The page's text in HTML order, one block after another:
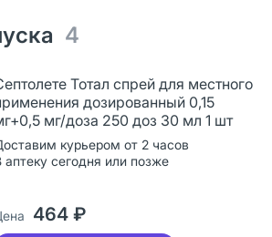
4
Тотал спрей для местного
дозированный 0,15
мг/доза 250 доз 30 мл 1 шт
курьером от 2 часов
аптеку сегодня или позже
464 ₽